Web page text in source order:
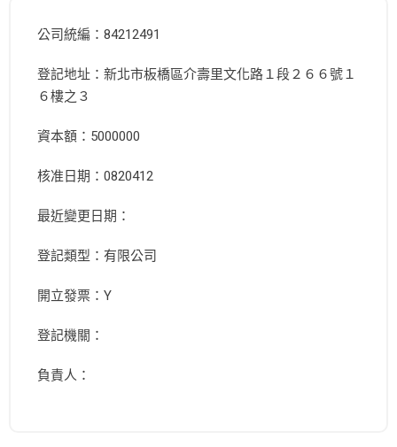
公司統編：84212491
登記地址：新北市板橋區介壽里文化路１段２６６號１
６樓之３
資本額：5000000
核准日期：0820412
最近變更日期：
登記類型：有限公司
開立發票：Y
登記機關：
負責人：